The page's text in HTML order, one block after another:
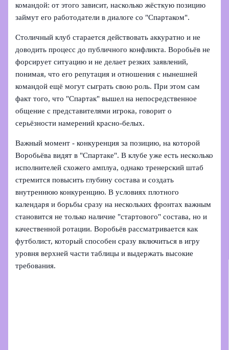
командой: от этого зависит, насколько жёсткую позицию
займут его работодатели в диалоге со "Спартаком".
Столичный клуб старается действовать аккуратно и не
доводить процесс до публичного конфликта. Воробьёв не
форсирует ситуацию и не делает резких заявлений,
понимая, что его репутация и отношения с нынешней
командой ещё могут сыграть свою роль. При этом сам
факт того, что "Спартак" вышел на непосредственное
общение с представителями игрока, говорит о
серьёзности намерений красно‑белых.
Важный момент - конкуренция за позицию, на которой
Воробьёва видят в "Спартаке". В клубе уже есть несколько
исполнителей схожего амплуа, однако тренерский штаб
стремится повысить глубину состава и создать
внутреннюю конкуренцию. В условиях плотного
календаря и борьбы сразу на нескольких фронтах важным
становится не только наличие "стартового" состава, но и
качественной ротации. Воробьёв рассматривается как
футболист, который способен сразу включиться в игру
уровня верхней части таблицы и выдержать высокие
требования.